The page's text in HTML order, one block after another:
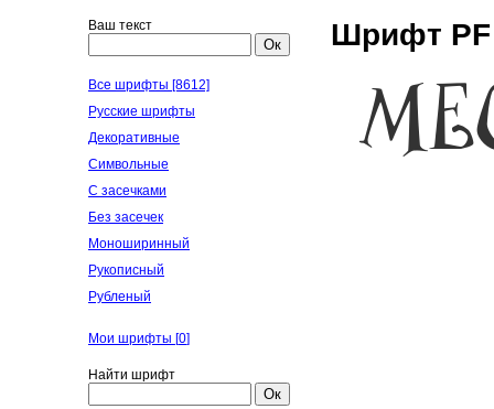
Ваш текст
Ок
Все шрифты [8612]
Русские шрифты
Декоративные
Символьные
С засечками
Без засечек
Моноширинный
Рукописный
Рубленый
Мои шрифты [0]
Найти шрифт
Ок
Шрифт PF